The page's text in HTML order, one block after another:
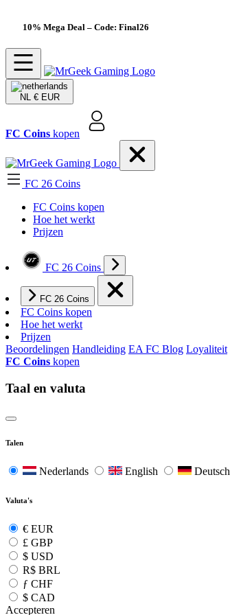
10% Mega Deal – Code: Final26
NL € EUR
FC Coins kopen
FC 26 Coins
FC Coins kopen
Hoe het werkt
Prijzen
FC 26 Coins
FC 26 Coins
FC Coins kopen
Hoe het werkt
Prijzen
Beoordelingen Handleiding EA FC Blog Loyaliteit
FC Coins kopen
Taal en valuta
Talen
Nederlands English Deutsch
Valuta's
€ EUR
£ GBP
$ USD
R$ BRL
ƒ CHF
$ CAD
Accepteren